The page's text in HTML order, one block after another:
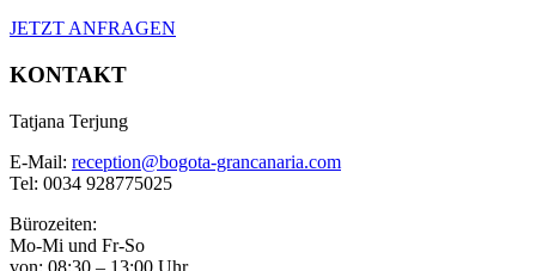
JETZT ANFRAGEN
KONTAKT
Tatjana Terjung
E-Mail: reception@bogota-grancanaria.com
Tel: 0034 928775025
Bürozeiten:
Mo-Mi und Fr-So
von: 08:30 – 13:00 Uhr